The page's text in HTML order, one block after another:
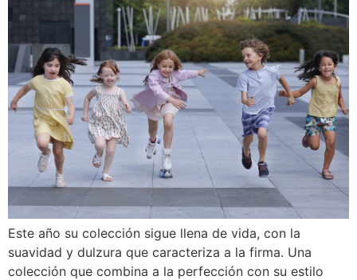
Este año su colección sigue llena de vida, con la
suavidad y dulzura que caracteriza a la firma. Una
colección que combina a la perfección con su estilo